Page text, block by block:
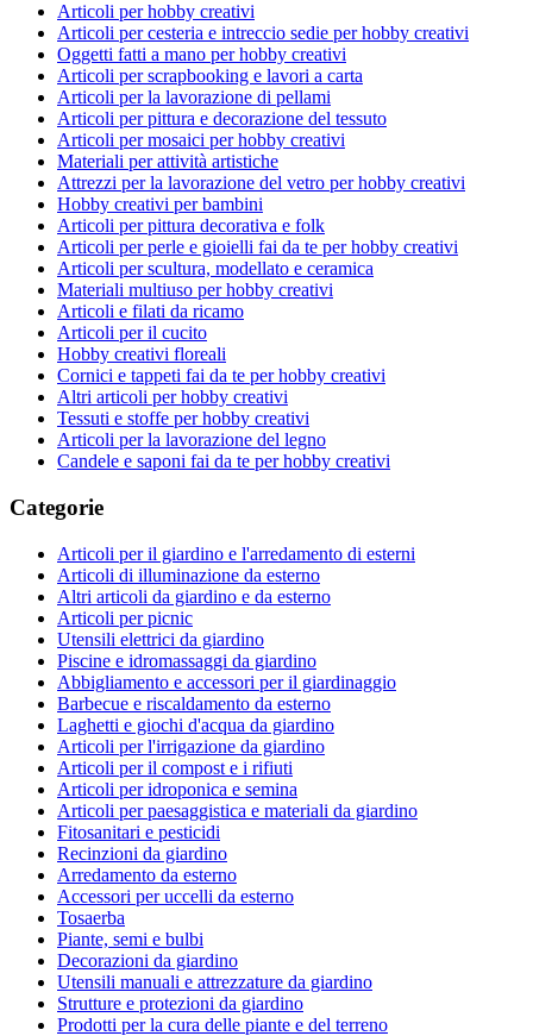
Articoli per hobby creativi
Articoli per cesteria e intreccio sedie per hobby creativi
Oggetti fatti a mano per hobby creativi
Articoli per scrapbooking e lavori a carta
Articoli per la lavorazione di pellami
Articoli per pittura e decorazione del tessuto
Articoli per mosaici per hobby creativi
Materiali per attività artistiche
Attrezzi per la lavorazione del vetro per hobby creativi
Hobby creativi per bambini
Articoli per pittura decorativa e folk
Articoli per perle e gioielli fai da te per hobby creativi
Articoli per scultura, modellato e ceramica
Materiali multiuso per hobby creativi
Articoli e filati da ricamo
Articoli per il cucito
Hobby creativi floreali
Cornici e tappeti fai da te per hobby creativi
Altri articoli per hobby creativi
Tessuti e stoffe per hobby creativi
Articoli per la lavorazione del legno
Candele e saponi fai da te per hobby creativi
Categorie
Articoli per il giardino e l'arredamento di esterni
Articoli di illuminazione da esterno
Altri articoli da giardino e da esterno
Articoli per picnic
Utensili elettrici da giardino
Piscine e idromassaggi da giardino
Abbigliamento e accessori per il giardinaggio
Barbecue e riscaldamento da esterno
Laghetti e giochi d'acqua da giardino
Articoli per l'irrigazione da giardino
Articoli per il compost e i rifiuti
Articoli per idroponica e semina
Articoli per paesaggistica e materiali da giardino
Fitosanitari e pesticidi
Recinzioni da giardino
Arredamento da esterno
Accessori per uccelli da esterno
Tosaerba
Piante, semi e bulbi
Decorazioni da giardino
Utensili manuali e attrezzature da giardino
Strutture e protezioni da giardino
Prodotti per la cura delle piante e del terreno